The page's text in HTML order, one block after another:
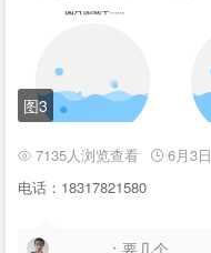
图3
7135人浏览查看 6月3日
电话：18317821580
。。。： 要几个